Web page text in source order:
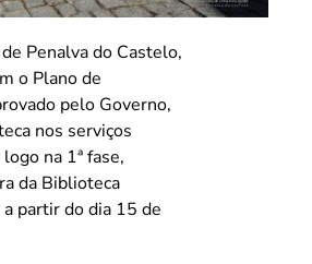
Penalva do Castelo,
o Plano de
pelo Governo,
nos serviços
na 1ª fase,
da Biblioteca
partir do dia 15 de